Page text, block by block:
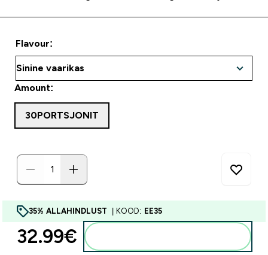
Flavour:
Amount:
30PORTSJONIT
35% ALLAHINDLUST | KOOD: EE35
32.99€‎